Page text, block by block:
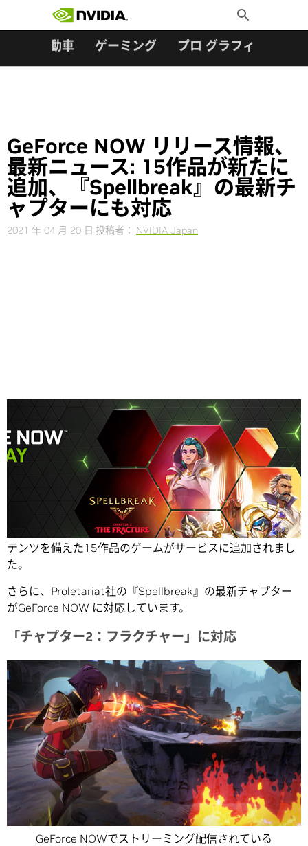
Toggle
Search
自動車 ゲーミング プロ グラフィックス
GeForce NOW リリース情報、
最新ニュース: 15作品が新たに
追加、『Spellbreak』の最新チ
ャプターにも対応
2021 年 04 月 20 日 投稿者： NVIDIA Japan
GeForce NOWでは、NVIDIA RTXやDLSSを含む新しいコン
テンツを備えた15作品のゲームがサービスに追加されまし
た。
さらに、Proletariat社の『Spellbreak』の最新チャプター
がGeForce NOW に対応しています。
「チャプター2：フラクチャー」に対応
GeForce NOWでストリーミング配信されている